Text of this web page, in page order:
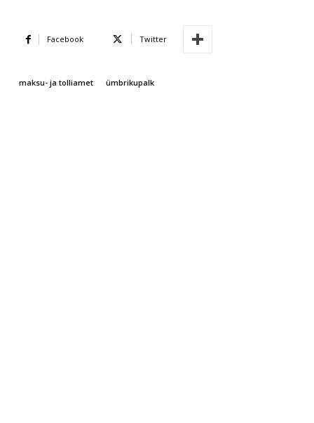
Facebook Twitter
maksu- ja tolliamet ümbrikupalk